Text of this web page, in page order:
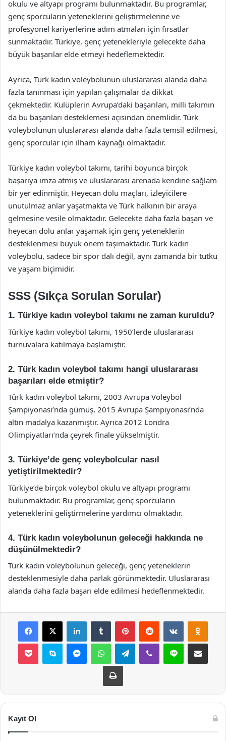
okulu ve altyapı programı bulunmaktadır. Bu programlar,
genç sporcuların yeteneklerini geliştirmelerine ve
profesyonel kariyerlerine adım atmaları için fırsatlar
sunmaktadır. Türkiye, genç yetenekleriyle gelecekte daha
büyük başarılar elde etmeyi hedeflemektedir.
Ayrıca, Türk kadın voleybolunun uluslararası alanda daha
fazla tanınması için yapılan çalışmalar da dikkat
çekmektedir. Kulüplerin Avrupa’daki başarıları, milli takımın
da bu başarıları desteklemesi açısından önemlidir. Türk
voleybolunun uluslararası alanda daha fazla temsil edilmesi,
genç sporcular için ilham kaynağı olmaktadır.
Türkiye kadın voleybol takımı, tarihi boyunca birçok
başarıya imza atmış ve uluslararası arenada kendine sağlam
bir yer edinmiştir. Heyecan dolu maçları, izleyicilere
unutulmaz anlar yaşatmakta ve Türk halkının bir araya
gelmesine vesile olmaktadır. Gelecekte daha fazla başarı ve
heyecan dolu anlar yaşamak için genç yeteneklerin
desteklenmesi büyük önem taşımaktadır. Türk kadın
voleybolu, sadece bir spor dalı değil, aynı zamanda bir tutku
ve yaşam biçimidir.
SSS (Sıkça Sorulan Sorular)
1. Türkiye kadın voleybol takımı ne zaman kuruldu?
Türkiye kadın voleybol takımı, 1950’lerde uluslararası
turnuvalara katılmaya başlamıştır.
2. Türk kadın voleybol takımı hangi uluslararası
başarıları elde etmiştir?
Türk kadın voleybol takımı, 2003 Avrupa Voleybol
Şampiyonası’nda gümüş, 2015 Avrupa Şampiyonası’nda
altın madalya kazanmıştır. Ayrıca 2012 Londra
Olimpiyatları’nda çeyrek finale yükselmiştir.
3. Türkiye’de genç voleybolcular nasıl
yetiştirilmektedir?
Türkiye’de birçok voleybol okulu ve altyapı programı
bulunmaktadır. Bu programlar, genç sporcuların
yeteneklerini geliştirmelerine yardımcı olmaktadır.
4. Türk kadın voleybolunun geleceği hakkında ne
düşünülmektedir?
Türk kadın voleybolunun geleceği, genç yeteneklerin
desteklenmesiyle daha parlak görünmektedir. Uluslararası
alanda daha fazla başarı elde edilmesi hedeflenmektedir.
Facebook
X LinkedInTumblr PinterestReddit VKontakte
Pocket Skype MessengerWhatsAppTelegramViber Line E-Posta ile
Yazdır
Kayıt Ol